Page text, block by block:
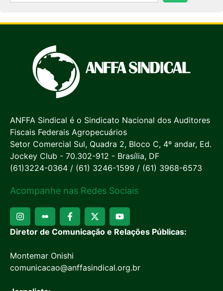
ANFFA Sindical é o Sindicato Nacional dos Auditores
Fiscais Federais Agropecuários
Setor Comercial Sul, Quadra 2, Bloco C, 4º andar, Ed.
Jockey Club - 70.302-912 - Brasília, DF
(61)3224-0364 / (61) 3246-1599 / (61) 3968-6573
Acompanhe nas Redes Sociais
Diretor de Comunicação e Relações Públicas:
Montemar Onishi
comunicacao@anffasindical.org.br